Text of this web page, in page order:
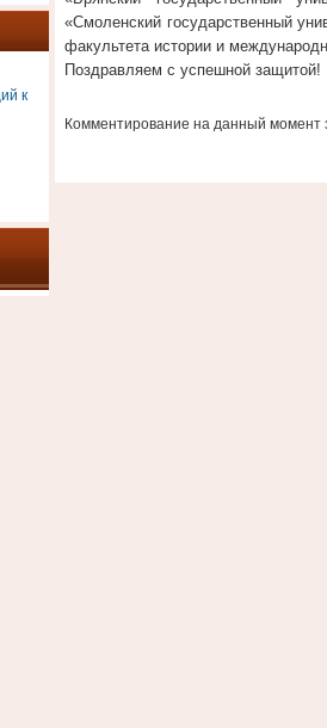
к
«Смоленский государственный
факультета истории и
Поздравляем с успешной защитой!
Комментирование на данный